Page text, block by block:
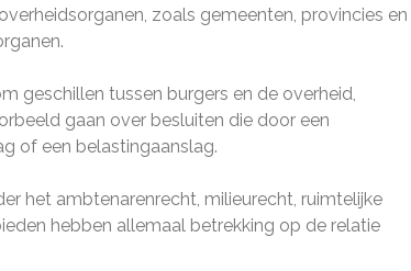
zoals gemeenten, provincies en
geschillen tussen burgers en de overheid,
gaan over besluiten die door een
of een belastingaanslag.
het ambtenarenrecht, milieurecht, ruimtelijke
hebben allemaal betrekking op de relatie